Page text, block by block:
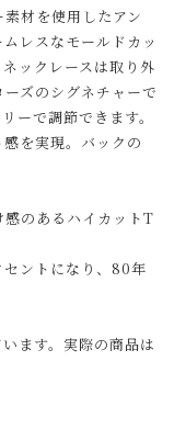
材を使用したアン
レスなモールドカッ
ックレースは取り外
ズのシグネチャーで
ーで調節できます。
を実現。バックの
のあるハイカットT
セントになり、80年
ます。実際の商品は